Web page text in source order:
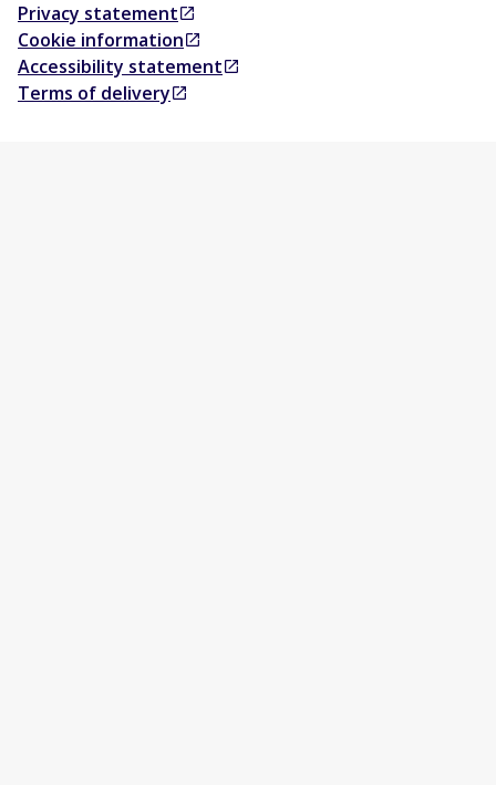
Privacy statement
Opens in a new tab
Cookie information
Opens in a new tab
Accessibility statement
Opens in a new tab
Terms of delivery
Opens in a new tab